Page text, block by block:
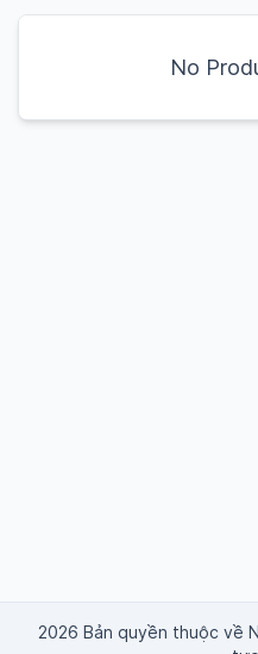
No
2026 Bản quyền thuộc về